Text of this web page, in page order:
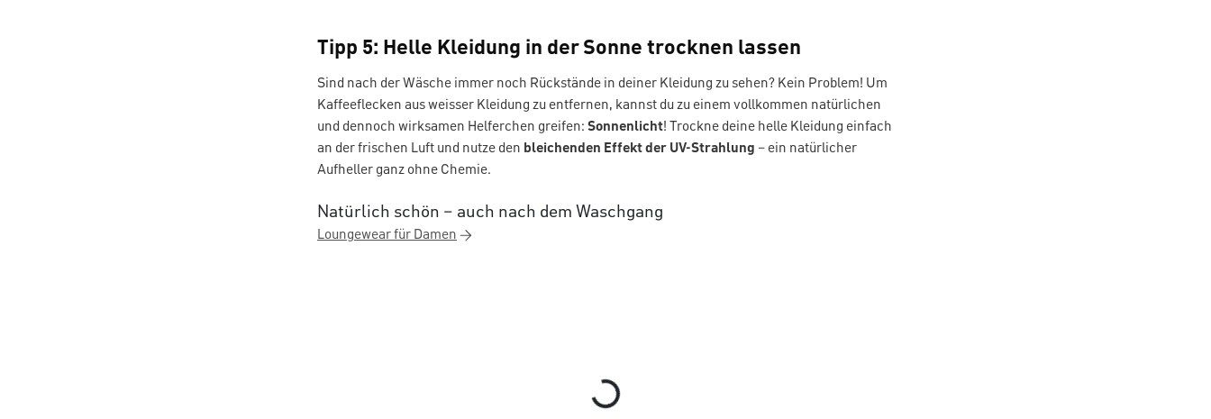
Tipp 5: Helle Kleidung in der Sonne trocknen lassen
Sind nach der Wäsche immer noch Rückstände in deiner Kleidung zu sehen? Kein Problem! Um
Kaffeeflecken aus weisser Kleidung zu entfernen, kannst du zu einem vollkommen natürlichen
und dennoch wirksamen Helferchen greifen: Sonnenlicht! Trockne deine helle Kleidung einfach
an der frischen Luft und nutze den bleichenden Effekt der UV-Strahlung – ein natürlicher
Aufheller ganz ohne Chemie.
Natürlich schön – auch nach dem Waschgang
Loungewear für Damen